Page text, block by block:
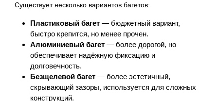
Существует несколько вариантов багетов:
Пластиковый багет — бюджетный вариант,
быстро крепится, но менее прочен.
Алюминиевый багет — более дорогой, но
обеспечивает надёжную фиксацию и
долговечность.
Безщелевой багет — более эстетичный,
скрывающий зазоры, используется для сложных
конструкций.